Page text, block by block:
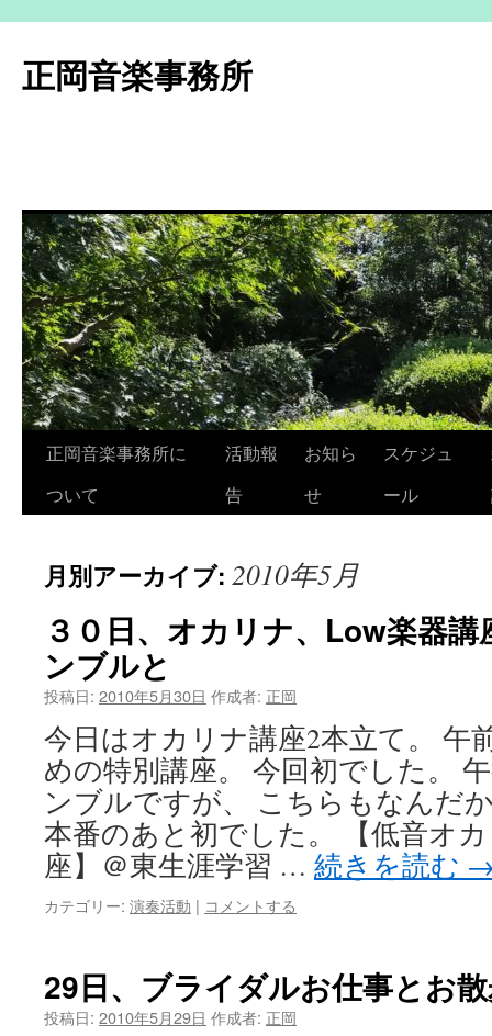
テ
ン
プ
正岡音楽事務所
正岡音楽事務所に
ついて
活動報
告
お知ら
せ
スケジュ
ール
月別アーカイブ: 2010年5月
３０日、オカリナ、Low楽器
ンブルと
投稿日: 2010年5月30日 作成者: 正岡
今日はオカリナ講座2本立て。 午
めの特別講座。 今回初でした。
ンブルですが、 こちらもなんだ
本番のあと初でした。 【低音オ
座】＠東生涯学習 … 続きを読む
カテゴリー: 演奏活動 | コメントする
29日、ブライダルお仕事とお
投稿日: 2010年5月29日 作成者: 正岡